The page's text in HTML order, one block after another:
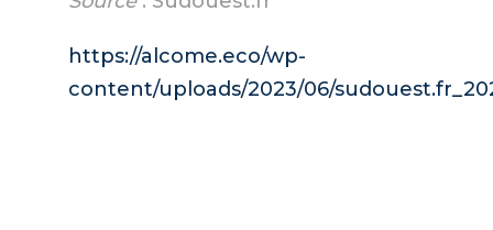
https://alcome.eco/wp-
content/uploads/2023/06/